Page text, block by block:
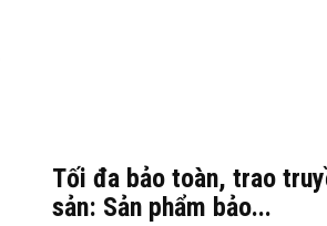
Tối đa bảo toàn, trao
sản: Sản phẩm bảo...